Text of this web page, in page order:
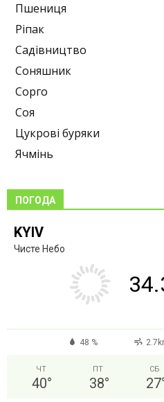
Пшениця
Ріпак
Садівництво
Соняшник
Сорго
Соя
Цукрові буряки
Ячмінь
ПОГОДА
KYIV
Чисте Небо
48 %
ЧТ
40°
ПТ
38°
СБ
27